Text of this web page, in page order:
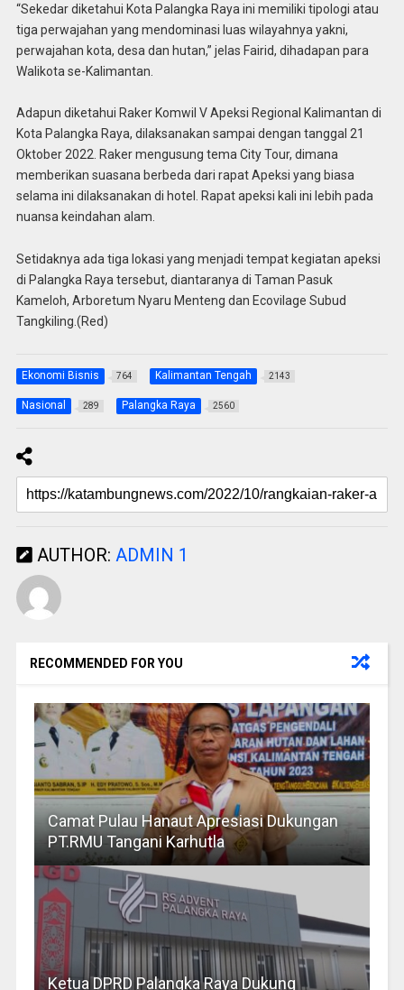
“Sekedar diketahui Kota Palangka Raya ini memiliki tipologi atau
tiga perwajahan yang mendominasi luas wilayahnya yakni,
perwajahan kota, desa dan hutan,” jelas Fairid, dihadapan para
Walikota se-Kalimantan.
Adapun diketahui Raker Komwil V Apeksi Regional Kalimantan di
Kota Palangka Raya, dilaksanakan sampai dengan tanggal 21
Oktober 2022. Raker mengusung tema City Tour, dimana
memberikan suasana berbeda dari rapat Apeksi yang biasa
selama ini dilaksanakan di hotel. Rapat apeksi kali ini lebih pada
nuansa keindahan alam.
Setidaknya ada tiga lokasi yang menjadi tempat kegiatan apeksi
di Palangka Raya tersebut, diantaranya di Taman Pasuk
Kameloh, Arboretum Nyaru Menteng dan Ecovilage Subud
Tangkiling.(Red)
Ekonomi Bisnis 764 Kalimantan Tengah 2143
Nasional 289 Palangka Raya 2560
AUTHOR: ADMIN 1
RECOMMENDED FOR YOU
Camat Pulau Hanaut Apresiasi Dukungan
PT.RMU Tangani Karhutla
Ketua DPRD Palangka Raya Dukung